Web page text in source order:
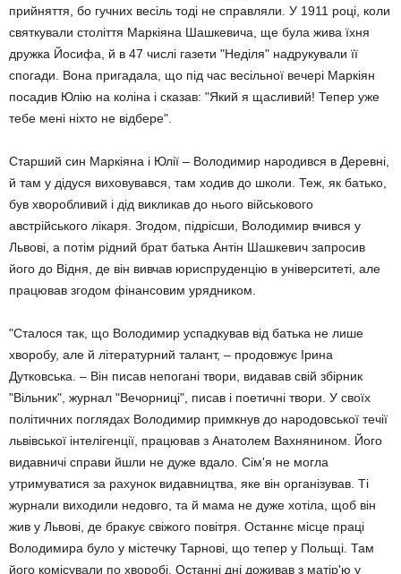
прийняття, бо гучних весіль тоді не справляли. У 1911 році, коли
святкували століття Маркіяна Шашкевича, ще була жива їхня
дружка Йосифа, й в 47 числі газети "Неділя" надрукували її
спогади. Вона пригадала, що під час весільної вечері Маркіян
посадив Юлію на коліна і сказав: "Який я щасливий! Тепер уже
тебе мені ніхто не відбере".
Старший син Маркіяна і Юлії – Володимир народився в Деревні,
й там у дідуся виховувався, там ходив до школи. Теж, як батько,
був хворобливий і дід викликав до нього військового
австрійського лікаря. Згодом, підрісши, Володимир вчився у
Львові, а потім рідний брат батька Антін Шашкевич запросив
його до Відня, де він вивчав юриспруденцію в університеті, але
працював згодом фінансовим урядником.
"Сталося так, що Володимир успадкував від батька не лише
хворобу, але й літературний талант, – продовжує Ірина
Дутковська. – Він писав непогані твори, видавав свій збірник
"Вільник", журнал "Вечорниці", писав і поетичні твори. У своїх
політичних поглядах Володимир примкнув до народовської течії
львівської інтелігенції, працював з Анатолем Вахнянином. Його
видавничі справи йшли не дуже вдало. Сім'я не могла
утримуватися за рахунок видавництва, яке він організував. Ті
журнали виходили недовго, та й мама не дуже хотіла, щоб він
жив у Львові, де бракує свіжого повітря. Останнє місце праці
Володимира було у містечку Тарнові, що тепер у Польщі. Там
його комісували по хворобі. Останні дні доживав з матір'ю у